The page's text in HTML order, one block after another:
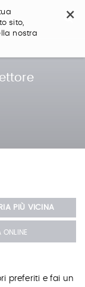
×
sito,
nostra
PIÙ VICINA
ONLINE
preferiti e fai un